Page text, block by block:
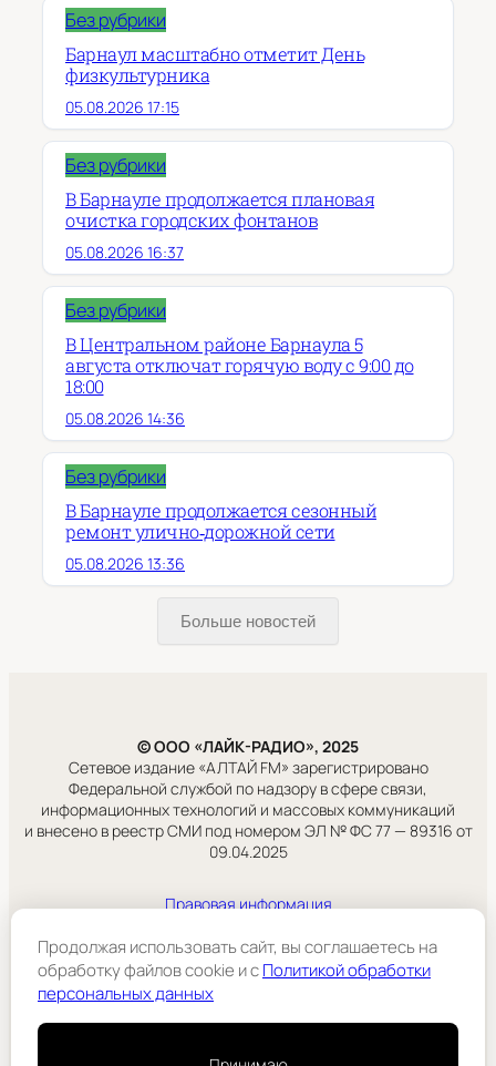
Без рубрики
Барнаул масштабно отметит День
физкультурника
05.08.2026 17:15
Без рубрики
В Барнауле продолжается плановая
очистка городских фонтанов
05.08.2026 16:37
Без рубрики
В Центральном районе Барнаула 5
августа отключат горячую воду с 9:00 до
18:00
05.08.2026 14:36
Без рубрики
В Барнауле продолжается сезонный
ремонт улично‑дорожной сети
05.08.2026 13:36
Больше новостей
© ООО «ЛАЙК-РАДИО», 2025
Сетевое издание «АЛТАЙ FM» зарегистрировано
Федеральной службой по надзору в сфере связи,
информационных технологий и массовых коммуникаций
и внесено в реестр СМИ под номером ЭЛ № ФС 77 — 89316 от
09.04.2025
Правовая информация
ООО «ЛАЙК-РАДИО».
Подробнее
Продолжая использовать сайт, вы соглашаетесь на
обработку файлов cookie и cПолитикой обработки
персональных данных